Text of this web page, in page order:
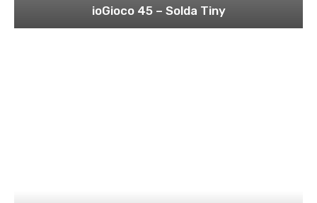
ioGioco 45 – Solda Tiny